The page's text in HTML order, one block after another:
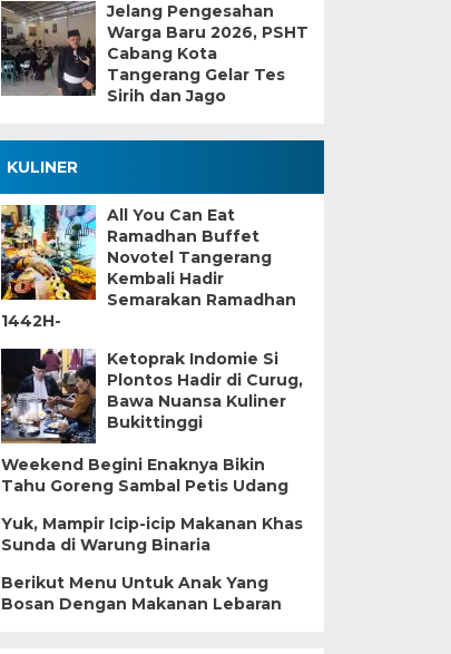
Jelang Pengesahan
Warga Baru 2026, PSHT
Cabang Kota
Tangerang Gelar Tes
Sirih dan Jago
KULINER
All You Can Eat
Ramadhan Buffet
Novotel Tangerang
Kembali Hadir
Semarakan Ramadhan
1442H-
Ketoprak Indomie Si
Plontos Hadir di Curug,
Bawa Nuansa Kuliner
Bukittinggi
Weekend Begini Enaknya Bikin
Tahu Goreng Sambal Petis Udang
Yuk, Mampir Icip-icip Makanan Khas
Sunda di Warung Binaria
Berikut Menu Untuk Anak Yang
Bosan Dengan Makanan Lebaran